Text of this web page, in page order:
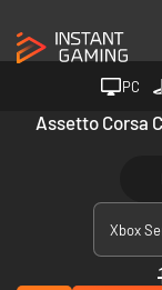
PC
Assetto Corsa
Xbox